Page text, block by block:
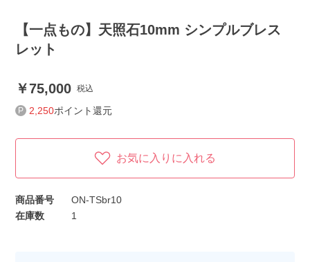
【一点もの】天照石10mm シンプルブレス
レット
75,000 税込
2,250ポイント還元
お気に入りに入れる
商品番号
ON-TSbr10
在庫数
1